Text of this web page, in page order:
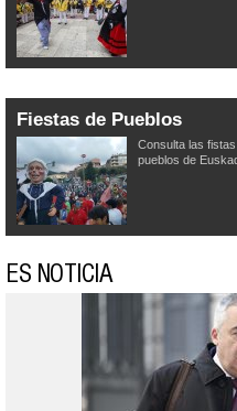
Fiestas de Pueblos
Consulta las
pueblos de
ES NOTICIA